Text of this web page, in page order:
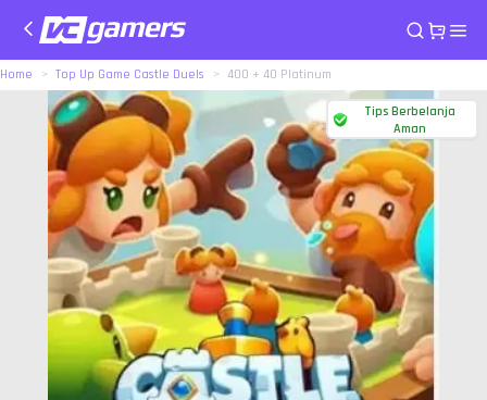
Home Top Up Game Castle Duels 400 + 40 Platinum
Tips Berbelanja
Aman